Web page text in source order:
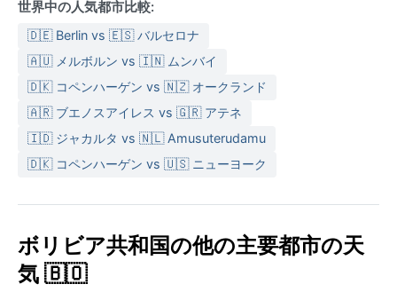
世界中の人気都市比較:
🇩🇪 Berlin vs 🇪🇸 バルセロナ
🇦🇺 メルボルン vs 🇮🇳 ムンバイ
🇩🇰 コペンハーゲン vs 🇳🇿 オークランド
🇦🇷 ブエノスアイレス vs 🇬🇷 アテネ
🇮🇩 ジャカルタ vs 🇳🇱 Amusuterudamu
🇩🇰 コペンハーゲン vs 🇺🇸 ニューヨーク
ボリビア共和国の他の主要都市の天
気 🇧🇴